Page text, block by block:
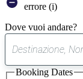
errore (i)
Dove vuoi andare?
Booking Dates